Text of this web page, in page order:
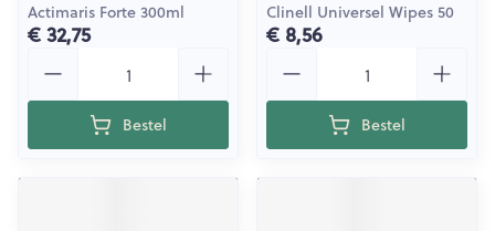
Actimaris Forte 300ml
€ 32,75
Bestel
Clinell Universel Wipes 50
€ 8,56
Bestel